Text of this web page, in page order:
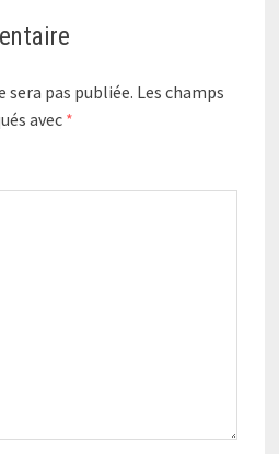
sera pas publiée. Les champs
avec *